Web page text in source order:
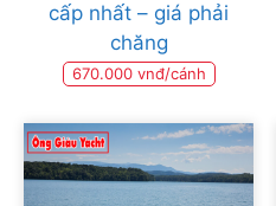
cấp nhất – giá phải
chăng
670.000 vnđ/cánh